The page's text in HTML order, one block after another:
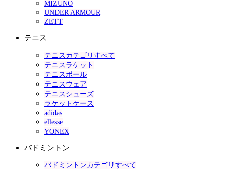
MIZUNO
UNDER ARMOUR
ZETT
テニス
テニスカテゴリすべて
テニスラケット
テニスボール
テニスウェア
テニスシューズ
ラケットケース
adidas
ellesse
YONEX
バドミントン
バドミントンカテゴリすべて